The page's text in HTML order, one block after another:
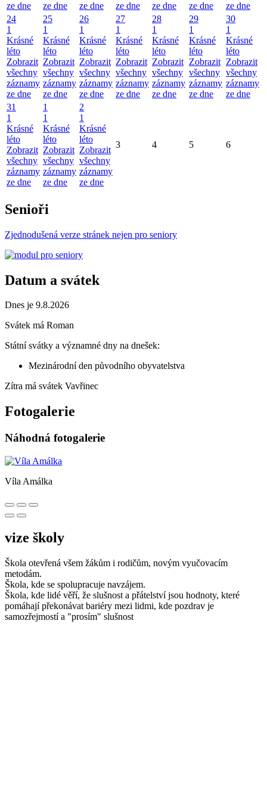
ze dne
ze dne
ze dne
ze dne
ze dne
ze dne
ze dne
24
1
Krásné
léto
Zobrazit
všechny
záznamy
ze dne
25
1
Krásné
léto
Zobrazit
všechny
záznamy
ze dne
26
1
Krásné
léto
Zobrazit
všechny
záznamy
ze dne
27
1
Krásné
léto
Zobrazit
všechny
záznamy
ze dne
28
1
Krásné
léto
Zobrazit
všechny
záznamy
ze dne
29
1
Krásné
léto
Zobrazit
všechny
záznamy
ze dne
30
1
Krásné
léto
Zobrazit
všechny
záznamy
ze dne
31
1
Krásné
léto
Zobrazit
všechny
záznamy
ze dne
1
1
Krásné
léto
Zobrazit
všechny
záznamy
ze dne
2
1
Krásné
léto
Zobrazit
všechny
záznamy
ze dne
3 4 5 6
Senioři
Zjednodušená verze stránek nejen pro seniory
Datum a svátek
Dnes je 9.8.2026
Svátek má Roman
Státní svátky a významné dny na dnešek:
Mezinárodní den původního obyvatelstva
Zítra má svátek Vavřinec
Fotogalerie
Náhodná fotogalerie
Víla Amálka
vize školy
Škola otevřená všem žákům i rodičům, novým vyučovacím
metodám.
Škola, kde se spolupracuje navzájem.
Škola, kde lidé věří, že slušnost a přátelství jsou hodnoty, které
pomáhají překonávat bariéry mezi lidmi, kde pozdrav je
samozřejmostí a "prosím" slušnost